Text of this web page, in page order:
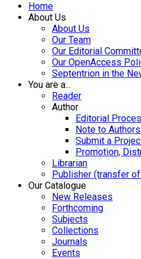
Home
About Us
About Us
Our Team
Our Editorial
Our OpenAccess
Septentrion in the
You are a...
Reader
Author
Editorial
Note to Authors
Submit a
Promotion,
Librarian
Publisher (transfer
Our Catalogue
New Releases
Forthcoming
Subjects
Collections
Journals
Events